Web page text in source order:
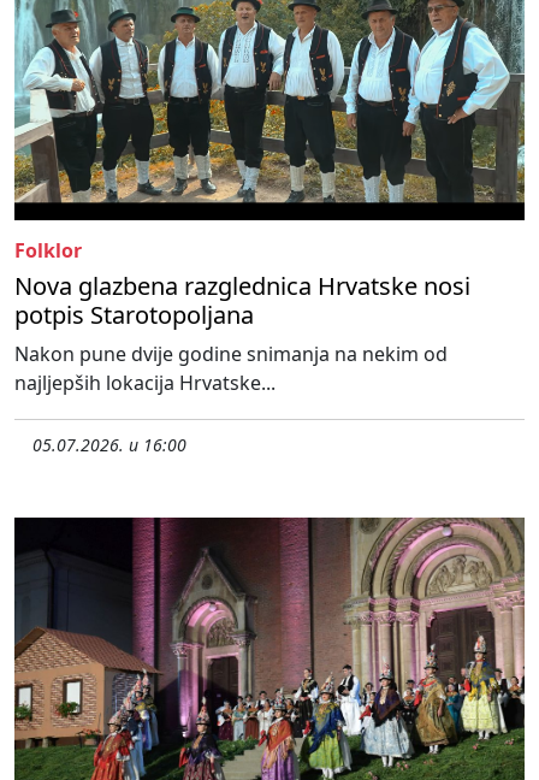
Folklor
Nova glazbena razglednica Hrvatske nosi
potpis Starotopoljana
Nakon pune dvije godine snimanja na nekim od
najljepših lokacija Hrvatske...
05.07.2026. u 16:00